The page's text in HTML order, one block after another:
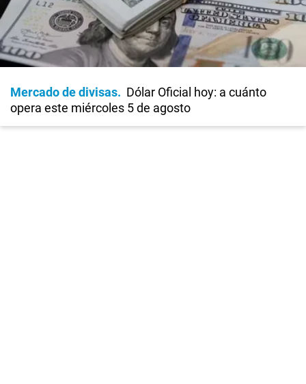
Mercado de divisas
Dólar Oficial hoy: a cuánto
opera este miércoles 5 de agosto